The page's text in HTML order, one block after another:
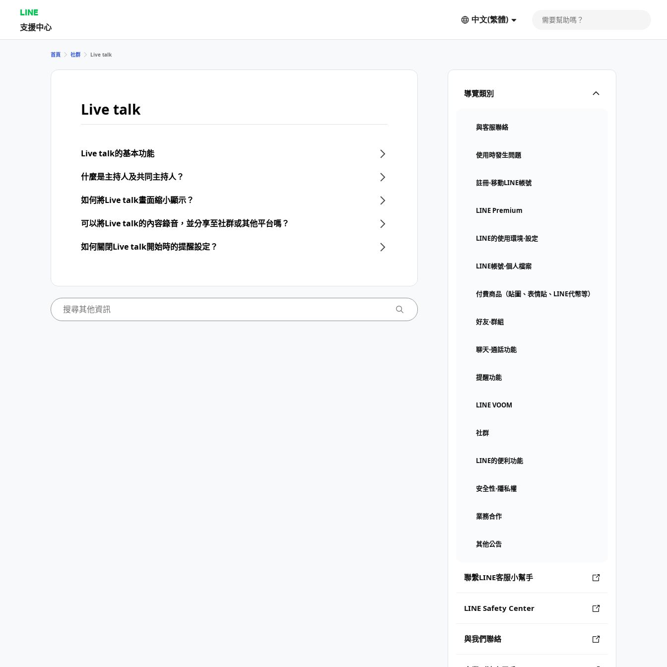
LINE
支援中心
中文(繁體)
導覽類別
與客服聯絡
使用時發生問題
註冊⋅移動LINE帳號
LINE Premium
LINE的使用環境⋅設定
LINE帳號⋅個人檔案
付費商品（貼圖、表情貼、LINE代幣等）
好友⋅群組
聊天⋅通話功能
提醒功能
LINE VOOM
社群
LINE的便利功能
安全性⋅隱私權
業務合作
其他公告
聯繫LINE客服小幫手
LINE Safety Center
與我們聯絡
首頁 社群 Live talk
Live talk
Live talk的基本功能
什麼是主持人及共同主持人？
如何將Live talk畫面縮小顯示？
可以將Live talk的內容錄音，並分享至社群或其他平台嗎？
如何關閉Live talk開始時的提醒設定？